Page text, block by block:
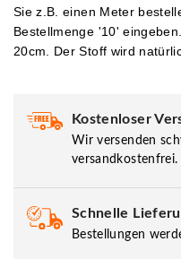
Sie z.B. einen Meter
Bestellmenge '10' eingeben.
20cm. Der Stoff wird
Kostenloser
Wir versenden
versandkostenfrei.
Schnelle
Bestellungen